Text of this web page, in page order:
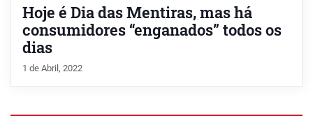
Hoje é Dia das Mentiras, mas há
consumidores “enganados” todos os
dias
1 de Abril, 2022